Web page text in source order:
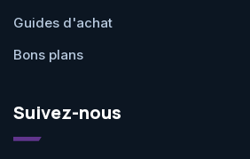
Guides d'achat
Bons plans
Suivez-nous